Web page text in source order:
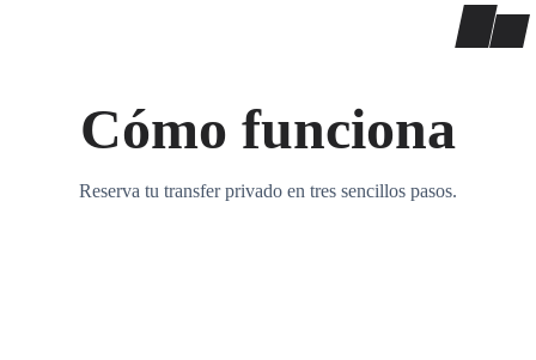
Cómo funciona
Reserva tu transfer privado en tres sencillos pasos.